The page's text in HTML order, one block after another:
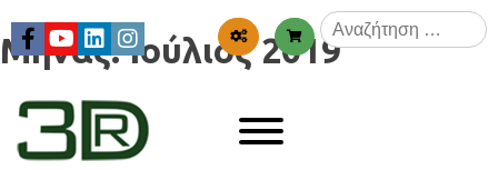
to
content
Αναζήτηση
για:
Μήνας:Ιούλιος 2019